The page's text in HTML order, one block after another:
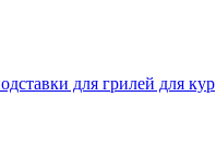
для грилей для кур